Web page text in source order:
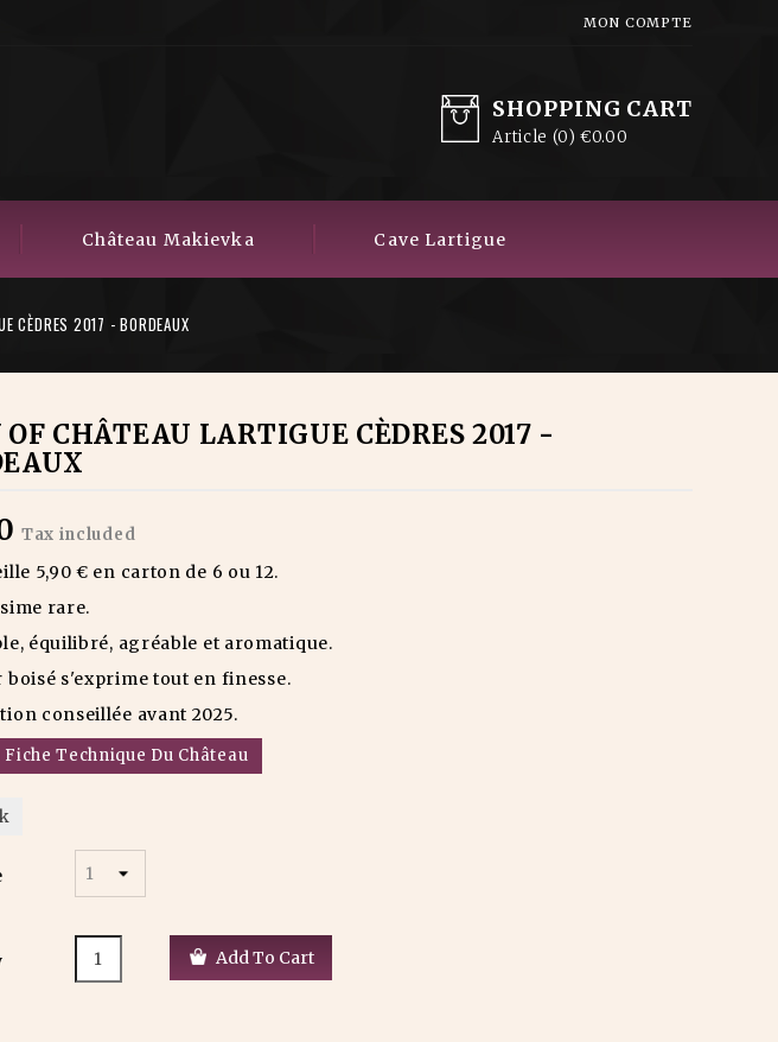
MON COMPTE
SHOPPING CART
Article (0) €0.00
Château Makievka Cave Lartigue
CÈDRES 2017 - BORDEAUX
OF CHÂTEAU LARTIGUE CÈDRES 2017 -
Tax included
5,90 € en carton de 6 ou 12.
rare.
équilibré, agréable et aromatique.
boisé s'exprime tout en finesse.
conseillée avant 2025.
Fiche Technique Du Château
Add To Cart